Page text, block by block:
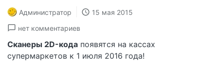
Администратор
15 мая 2015
нет комментариев
Сканеры 2D-кода появятся на кассах
супермаркетов к 1 июля 2016 года!